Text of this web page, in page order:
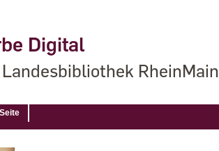
Digital
RheinMain
Seite